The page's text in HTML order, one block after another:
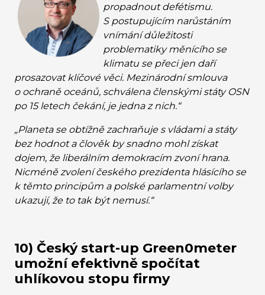
propadnout defétismu.
S postupujícím narůstáním
vnímání důležitosti
problematiky měnícího se
klimatu se přeci jen daří
prosazovat klíčové věci. Mezinárodní smlouva
o ochraně oceánů, schválena členskými státy OSN
po 15 letech čekání, je jedna z nich.“
„Planeta se obtížně zachraňuje s vládami a státy
bez hodnot a člověk by snadno mohl získat
dojem, že liberálním demokracím zvoní hrana.
Nicméně zvolení českého prezidenta hlásícího se
k těmto principům a polské parlamentní volby
ukazují, že to tak být nemusí.“
10) Český start-up Green0meter
umožní efektivně spočítat
uhlíkovou stopu firmy